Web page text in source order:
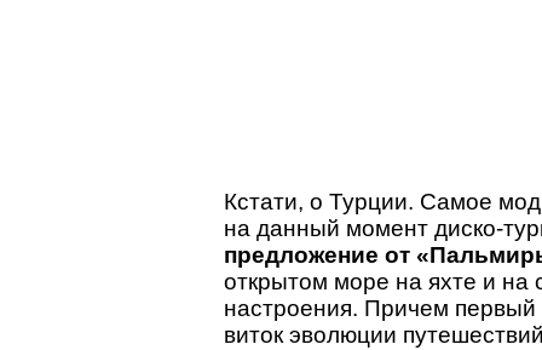
Кстати, о Турции. Самое
на данный момент диско-
предложение от
открытом море на яхте и на
настроения. Причем
виток эволюции